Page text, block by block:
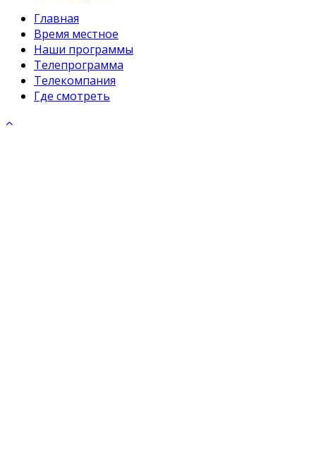
Главная
Время местное
Наши программы
Телепрограмма
Телекомпания
Где смотреть